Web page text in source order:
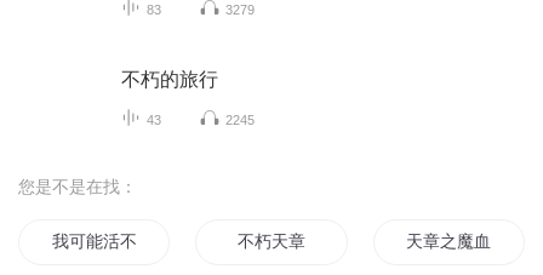
83 3279
不朽的旅行
43 2245
您是不是在找：
我可能活不过三章 不朽天章 天章之魔血